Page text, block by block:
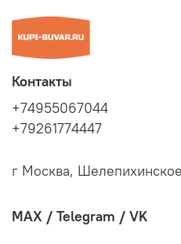
Контакты
+74955067044
+79261774447
г Москва,
MAX / Telegram / VK